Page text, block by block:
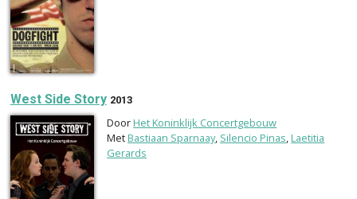
West Side Story 2013
DoorHet Koninklijk Concertgebouw
MetBastiaan Sparnaay, Silencio Pinas,Laetitia
Gerards